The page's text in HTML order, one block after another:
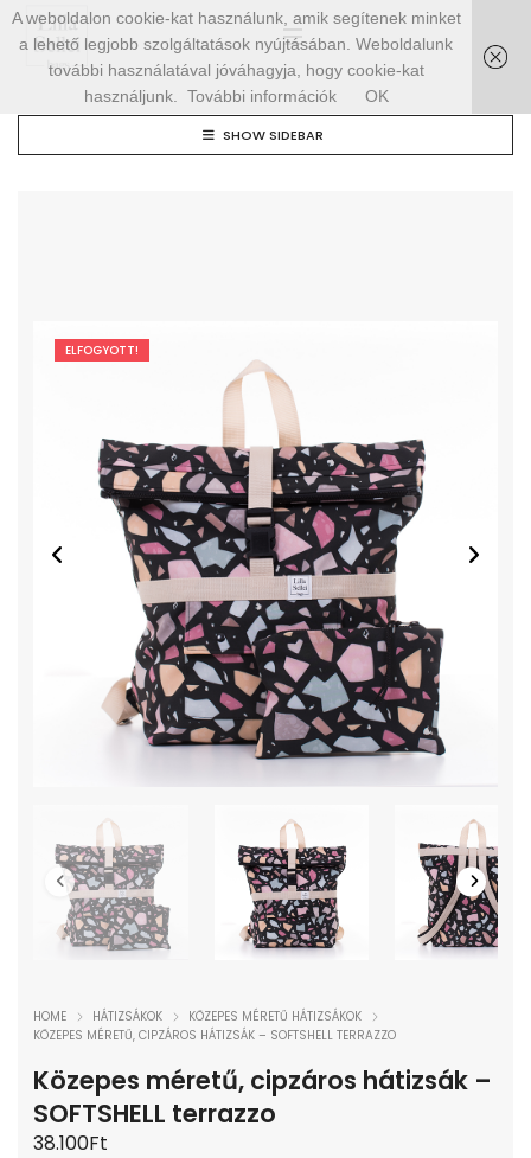
SHOW SIDEBAR
ELFOGYOTT!
HOME HÁTIZSÁKOK
KÖZEPES MÉRETŰ HÁTIZSÁKOK
KÖZEPES MÉRETŰ, CIPZÁROS HÁTIZSÁK – SOFTSHELL TERRAZZO
Közepes méretű, cipzáros hátizsák –
SOFTSHELL terrazzo
38.100Ft
A weboldalon cookie-kat használunk, amik segítenek minket
a lehető legjobb szolgáltatások nyújtásában. Weboldalunk
további használatával jóváhagyja, hogy cookie-kat
használjunk.
További információk OK